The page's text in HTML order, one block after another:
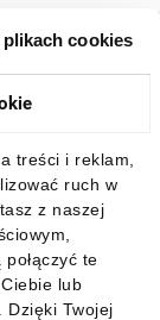
plikach cookies
treści i reklam,
ruch w
z naszej
te
lub
Dzięki Twojej